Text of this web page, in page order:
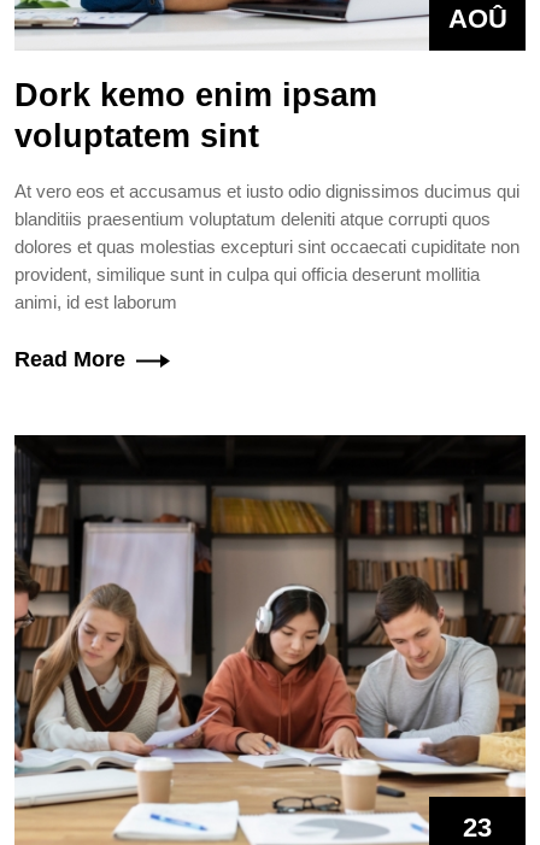
AOÛ
Dork kemo enim ipsam
voluptatem sint
At vero eos et accusamus et iusto odio dignissimos ducimus qui
blanditiis praesentium voluptatum deleniti atque corrupti quos
dolores et quas molestias excepturi sint occaecati cupiditate non
provident, similique sunt in culpa qui officia deserunt mollitia
animi, id est laborum
Read More
23